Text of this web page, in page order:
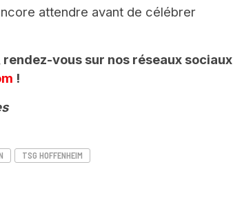
attendre avant de célébrer
vous sur nos réseaux sociaux
!
TSG HOFFENHEIM